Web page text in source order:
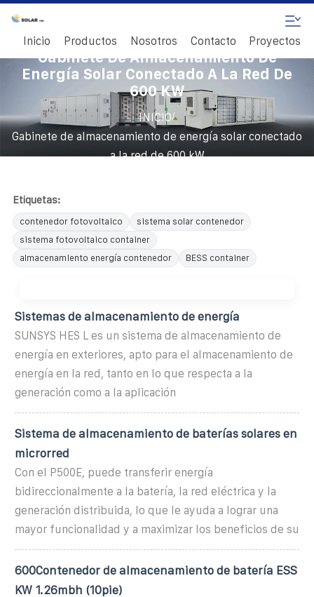
Inicio Productos Nosotros Contacto Proyectos
Gabinete De Almacenamiento De
Energía Solar Conectado A La Red De
600 KW
INICIO/
Gabinete de almacenamiento de energía solar conectado
a la red de 600 kW
Etiquetas:
contenedor fotovoltaico
sistema solar contenedor
sistema fotovoltaico container
almacenamiento energía contenedor
BESS container
Sistemas de almacenamiento de energía
SUNSYS HES L es un sistema de almacenamiento de
energía en exteriores, apto para el almacenamiento de
energía en la red, tanto en lo que respecta a la
generación como a la aplicación
Sistema de almacenamiento de baterías solares en
microrred
Con el P500E, puede transferir energía
bidireccionalmente a la batería, la red eléctrica y la
generación distribuida, lo que le ayuda a lograr una
mayor funcionalidad y a maximizar los beneficios de su
600Contenedor de almacenamiento de batería ESS
KW 1.26mbh (10pie)